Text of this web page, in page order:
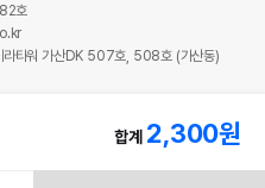
합계 2,300원
호
라타워 가산DK 507호, 508호 (가산동)